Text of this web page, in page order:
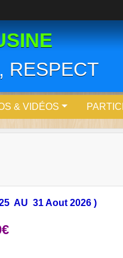
RESPECT
& VIDÉOS
AU 31 Aout 2026 )